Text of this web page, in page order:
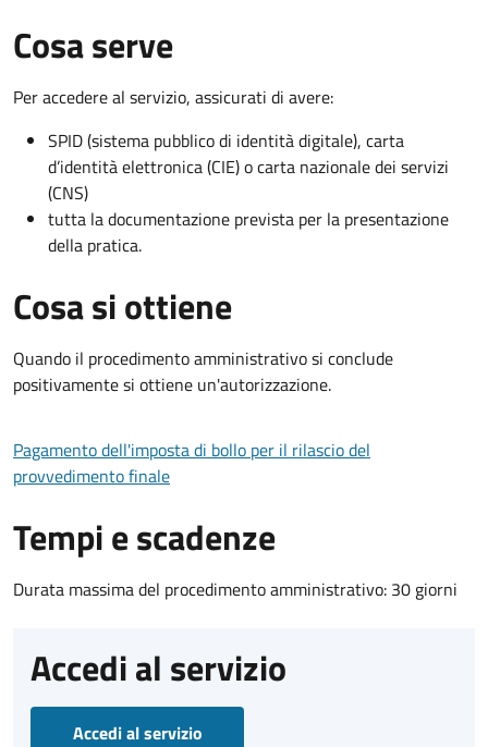
Cosa serve
Per accedere al servizio, assicurati di avere:
SPID (sistema pubblico di identità digitale), carta
d’identità elettronica (CIE) o carta nazionale dei servizi
(CNS)
tutta la documentazione prevista per la presentazione
della pratica.
Cosa si ottiene
Quando il procedimento amministrativo si conclude
positivamente si ottiene un'autorizzazione.
Pagamento dell'imposta di bollo per il rilascio del
provvedimento finale
Tempi e scadenze
Durata massima del procedimento amministrativo: 30 giorni
Accedi al servizio
Accedi al servizio